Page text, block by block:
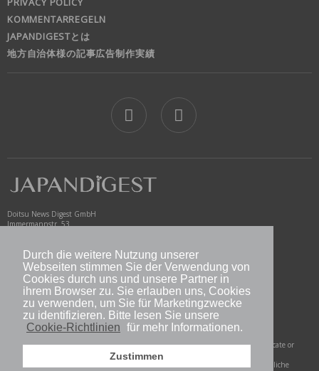
Durch die weitere Nutzung unserer
Webseiten stimmen Sie der Verwendung von
Cookies durch uns und unsere Partner in
ihrem Browser zu. Sie erlauben uns, Cookies
zu verwenden, um Sie für Marketingzwecke
zu identifizieren. Bitte lesen Sie unsere
Cookie-Richtlinien für mehr Informationen.
Zustimmen
KOMMENTARREGELN
JAPANDIGESTとは
地方自治体様の記事広告制作実績
Doitsu News Digest GmbH
Immermannstr. 53
www.newsdigest.de
info@japandigest.de
Copyright © 2026 Doitsu News Digest GmbH. All Rights Reserved. Do not duplicate or
Alle Rechte vorbehalten. Vervielfältigung und Weiterverbreitung ohne ausdrückliche